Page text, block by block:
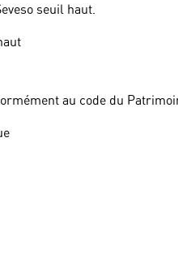
seuil haut.
au code du